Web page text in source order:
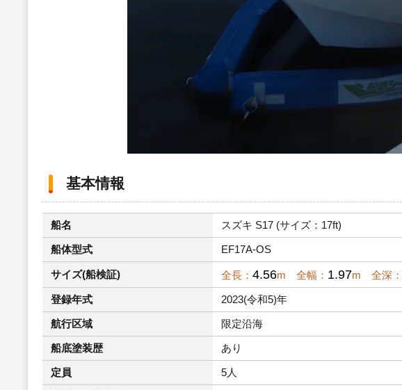
基本情報
船名 スズキ S17 (サイズ：17ft)
船体型式 EF17A-OS
サイズ(船検証) 全長： 4.56m 全幅： 1.97m 全深：
登録年式 2023(令和5)年
航行区域 限定沿海
船底塗装歴 あり
定員 5人